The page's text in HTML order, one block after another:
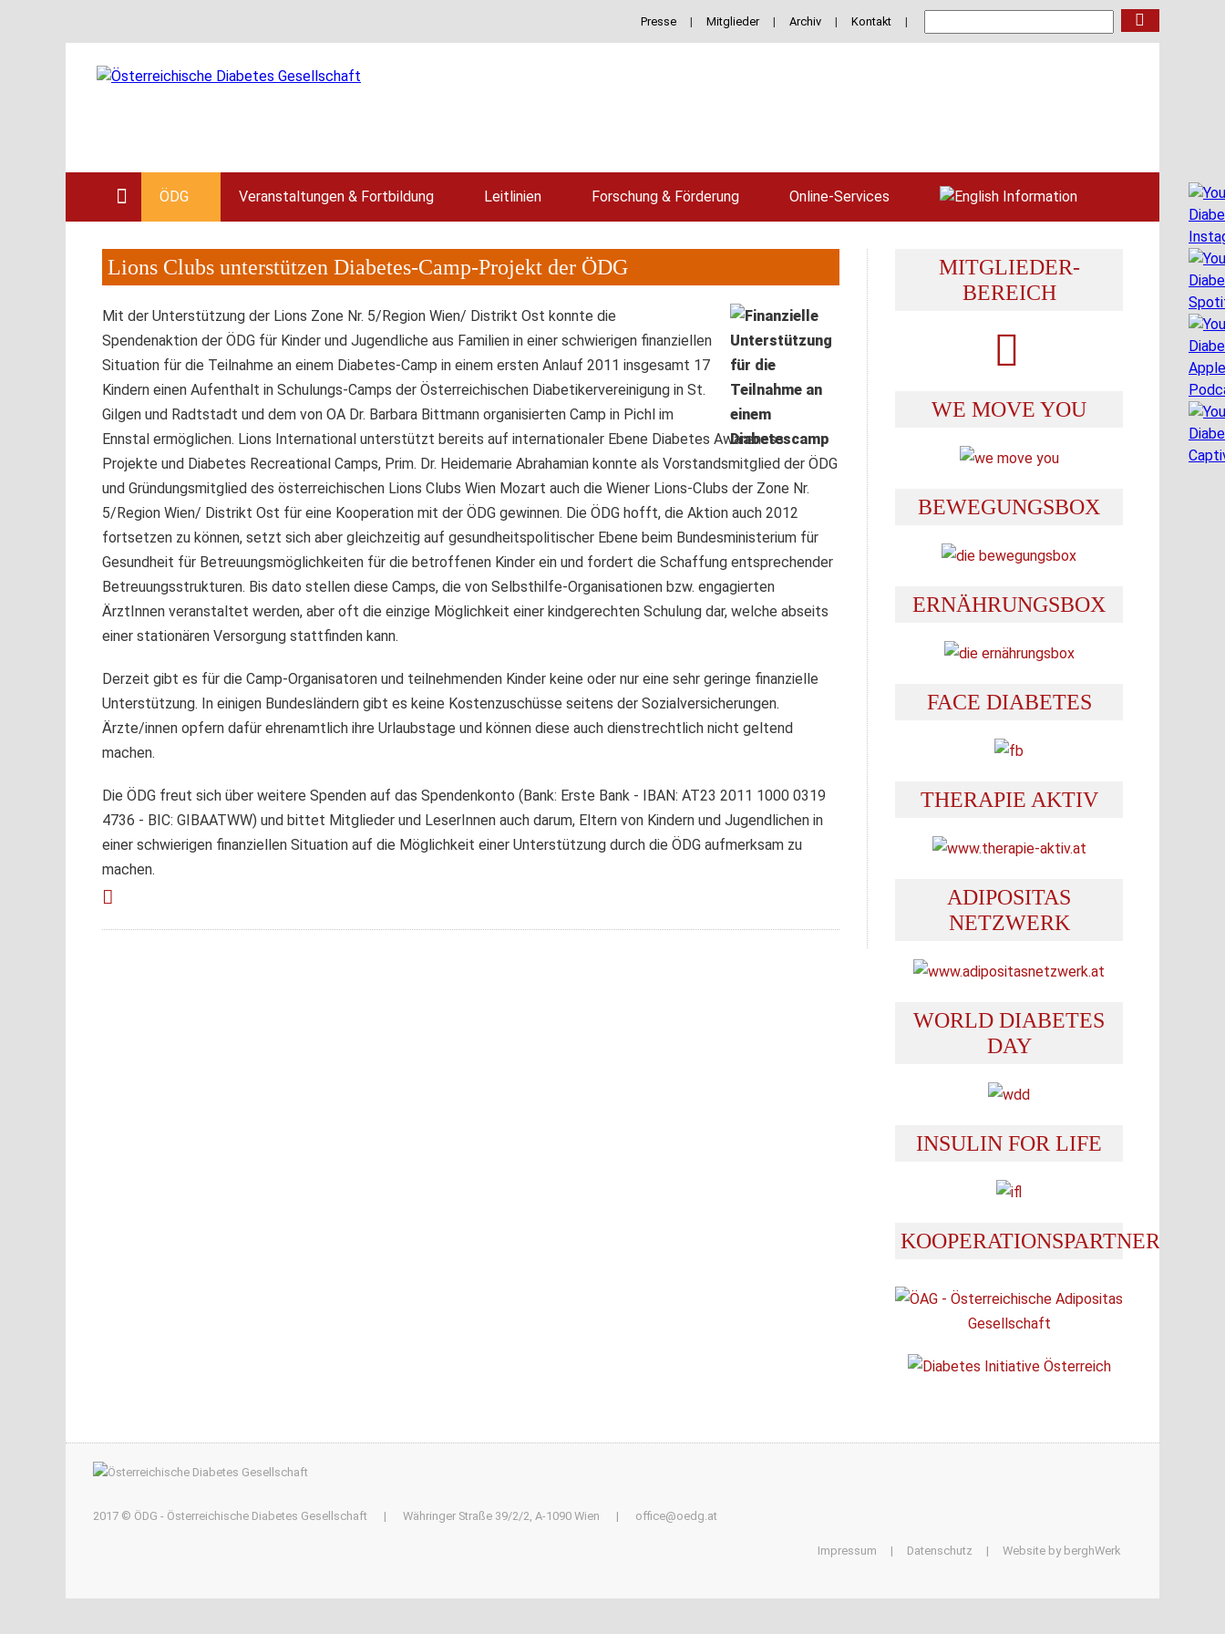
Presse | Mitglieder | Archiv | Kontakt |
ÖDG Veranstaltungen & Fortbildung Leitlinien Forschung & Förderung Online-Services
Lions Clubs unterstützen Diabetes-Camp-Projekt der ÖDG
Mit der Unterstützung der Lions Zone Nr. 5/Region Wien/ Distrikt Ost konnte die
Spendenaktion der ÖDG für Kinder und Jugendliche aus Familien in einer schwierigen finanziellen
Situation für die Teilnahme an einem Diabetes-Camp in einem ersten Anlauf 2011 insgesamt 17
Kindern einen Aufenthalt in Schulungs-Camps der Österreichischen Diabetikervereinigung in St.
Gilgen und Radtstadt und dem von OA Dr. Barbara Bittmann organisierten Camp in Pichl im
Ennstal ermöglichen. Lions International unterstützt bereits auf internationaler Ebene Diabetes Awareness
Projekte und Diabetes Recreational Camps, Prim. Dr. Heidemarie Abrahamian konnte als Vorstandsmitglied der ÖDG
und Gründungsmitglied des österreichischen Lions Clubs Wien Mozart auch die Wiener Lions-Clubs der Zone Nr.
5/Region Wien/ Distrikt Ost für eine Kooperation mit der ÖDG gewinnen. Die ÖDG hofft, die Aktion auch 2012
fortsetzen zu können, setzt sich aber gleichzeitig auf gesundheitspolitischer Ebene beim Bundesministerium für
Gesundheit für Betreuungsmöglichkeiten für die betroffenen Kinder ein und fordert die Schaffung entsprechender
Betreuungsstrukturen. Bis dato stellen diese Camps, die von Selbsthilfe-Organisationen bzw. engagierten
ÄrztInnen veranstaltet werden, aber oft die einzige Möglichkeit einer kindgerechten Schulung dar, welche abseits
einer stationären Versorgung stattfinden kann.
Derzeit gibt es für die Camp-Organisatoren und teilnehmenden Kinder keine oder nur eine sehr geringe finanzielle
Unterstützung. In einigen Bundesländern gibt es keine Kostenzuschüsse seitens der Sozialversicherungen.
Ärzte/innen opfern dafür ehrenamtlich ihre Urlaubstage und können diese auch dienstrechtlich nicht geltend
machen.
Die ÖDG freut sich über weitere Spenden auf das Spendenkonto (Bank: Erste Bank - IBAN: AT23 2011 1000 0319
4736 - BIC: GIBAATWW) und bittet Mitglieder und LeserInnen auch darum, Eltern von Kindern und Jugendlichen in
einer schwierigen finanziellen Situation auf die Möglichkeit einer Unterstützung durch die ÖDG aufmerksam zu
machen.
MITGLIEDER-
BEREICH
WE MOVE YOU
BEWEGUNGSBOX
ERNÄHRUNGSBOX
FACE DIABETES
THERAPIE AKTIV
ADIPOSITAS
NETZWERK
WORLD DIABETES
DAY
INSULIN FOR LIFE
KOOPERATIONSPARTNER
2017 © ÖDG - Österreichische Diabetes Gesellschaft | Währinger Straße 39/2/2, A-1090 Wien | office@oedg.at
Impressum | Datenschutz | Website by berghWerk